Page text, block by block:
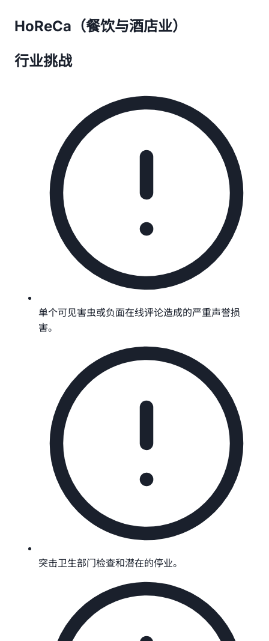
HoReCa（餐饮与酒店业）
行业挑战
单个可见害虫或负面在线评论造成的严重声誉损
害。
突击卫生部门检查和潜在的停业。